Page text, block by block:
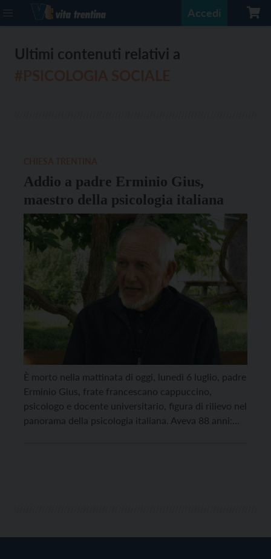
Accedi
Ultimi contenuti relativi a
Addio a padre Erminio Gius,
maestro della psicologia italiana
È morto nella mattinata di oggi, lunedì 6 luglio, padre
Erminio Gius, frate francescano cappuccino,
psicologo e docente universitario, figura di rilievo nel
panorama della psicologia italiana. Aveva 88 anni: